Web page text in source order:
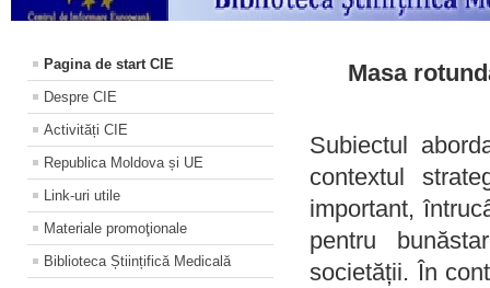
Pagina de start CIE
Despre CIE
Activități CIE
Republica Moldova și UE
Link-uri utile
Materiale promoţionale
Biblioteca Științifică Medicală
Masa
Subiectul
contextul
important,
pentru
societății. În